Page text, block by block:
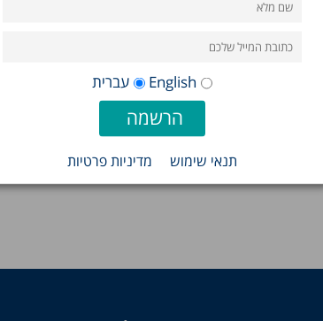
English עברית
תנאי שימוש מדיניות פרטיות